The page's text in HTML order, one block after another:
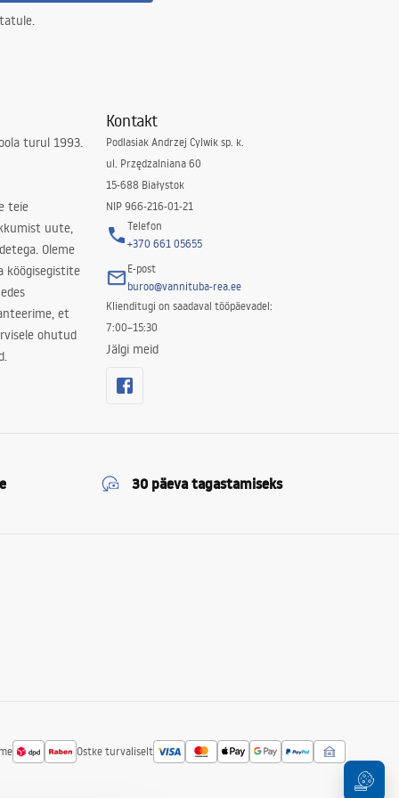
turul 1993.
teie
uute,
Oleme
köögisegistite
et
ohutud
Kontakt
Podlasiak Andrzej Cylwik sp. k.
ul. Przędzalniana 60
15-688 Białystok
NIP 966-216-01-21
Telefon
+370 661 05655
E-post
buroo@vannituba-rea.ee
Klienditugi on saadaval tööpäevadel:
7:00–15:30
Jälgi meid
30 päeva tagastamiseks
Ostke turvaliselt